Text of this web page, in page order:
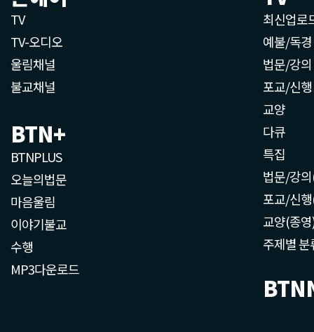
TV
TV-오디오
울림채널
불교채널
BTN+
BTNPLUS
오늘의법문
마음울림
이야기불교
수행
MP3다운로드
최신업로
예불/독경
법문/강의
포교/신행
교양
다큐
특집
법문/강
포교/신
교양(종
주제별 분